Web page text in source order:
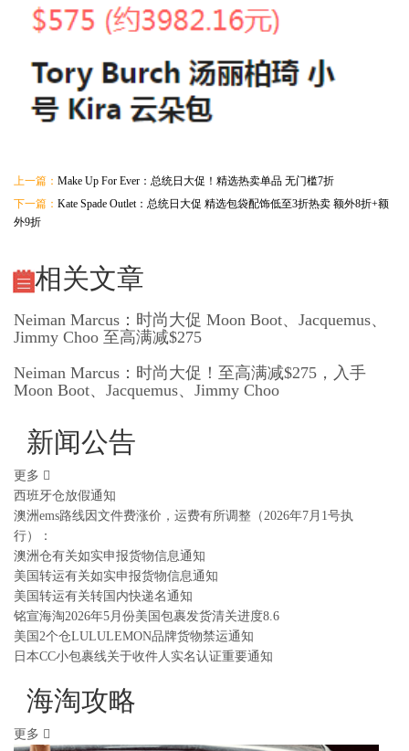
上一篇： Make Up For Ever：总统日大促！精选热卖单品 无门槛7折
下一篇： Kate Spade Outlet：总统日大促 精选包袋配饰低至3折热卖 额外8折+额
外9折
相关文章
Neiman Marcus：时尚大促 Moon Boot、Jacquemus、
Jimmy Choo 至高满减$275
Neiman Marcus：时尚大促！至高满减$275，入手
Moon Boot、Jacquemus、Jimmy Choo
新闻公告
更多
西班牙仓放假通知
澳洲ems路线因文件费涨价，运费有所调整（2026年7月1号执
行）：
澳洲仓有关如实申报货物信息通知
美国转运有关如实申报货物信息通知
美国转运有关转国内快递名通知
铭宣海淘2026年5月份美国包裹发货清关进度8.6
美国2个仓LULULEMON品牌货物禁运通知
日本CC小包裹线关于收件人实名认证重要通知
海淘攻略
更多